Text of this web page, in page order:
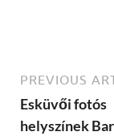
PREVIOUS
Esküvői fotós
helyszínek